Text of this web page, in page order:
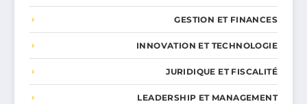
GESTION ET FINANCES
INNOVATION ET TECHNOLOGIE
JURIDIQUE ET FISCALITÉ
LEADERSHIP ET MANAGEMENT